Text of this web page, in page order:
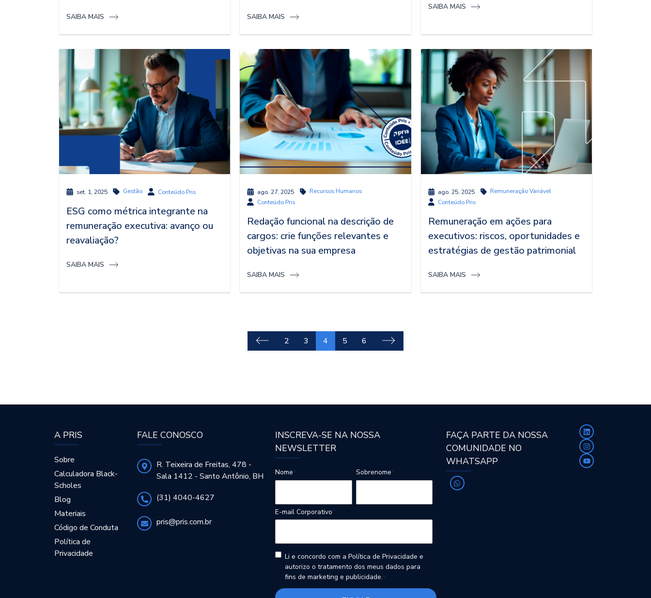
SAIBA MAIS SAIBA MAIS
SAIBA MAIS
set. 1, 2025 Gestão Conteúdo Pris
ESG como métrica integrante na
remuneração executiva: avanço ou
reavaliação?
SAIBA MAIS
ago. 27, 2025
Recursos Humanos
Conteúdo Pris
Redação funcional na descrição de
cargos: crie funções relevantes e
objetivas na sua empresa
SAIBA MAIS
ago. 25, 2025
Remuneração Variável
Conteúdo Pris
Remuneração em ações para
executivos: riscos, oportunidades e
estratégias de gestão patrimonial
SAIBA MAIS
2 3 4 5 6
A PRIS
Sobre
Calculadora Black-
Scholes
Blog
Materiais
Código de Conduta
Política de
Privacidade
FALE CONOSCO
R. Teixeira de Freitas, 478 -
Sala 1412 - Santo Antônio, BH
(31) 4040-4627
pris@pris.com.br
INSCREVA-SE NA NOSSA
NEWSLETTER
Nome* Sobrenome*
E-mail Corporativo*
Li e concordo com a Política de Privacidade e
autorizo o tratamento dos meus dados para
fins de marketing e publicidade.*
FAÇA PARTE DA NOSSA
COMUNIDADE NO
WHATSAPP